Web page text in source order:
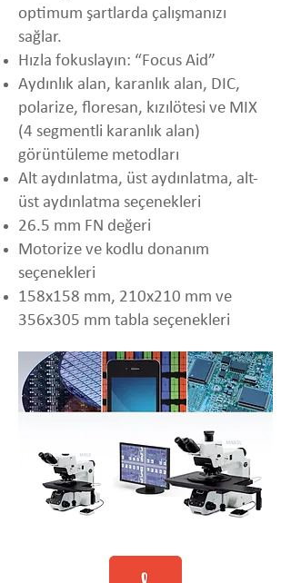
optimum şartlarda çalışmanızı
sağlar.
Hızla fokuslayın: “Focus Aid”
Aydınlık alan, karanlık alan, DIC,
polarize, floresan, kızılötesi ve MIX
(4 segmentli karanlık alan)
görüntüleme metodları
Alt aydınlatma, üst aydınlatma, alt-
üst aydınlatma seçenekleri
26.5 mm FN değeri
Motorize ve kodlu donanım
seçenekleri
158x158 mm, 210x210 mm ve
356x305 mm tabla seçenekleri